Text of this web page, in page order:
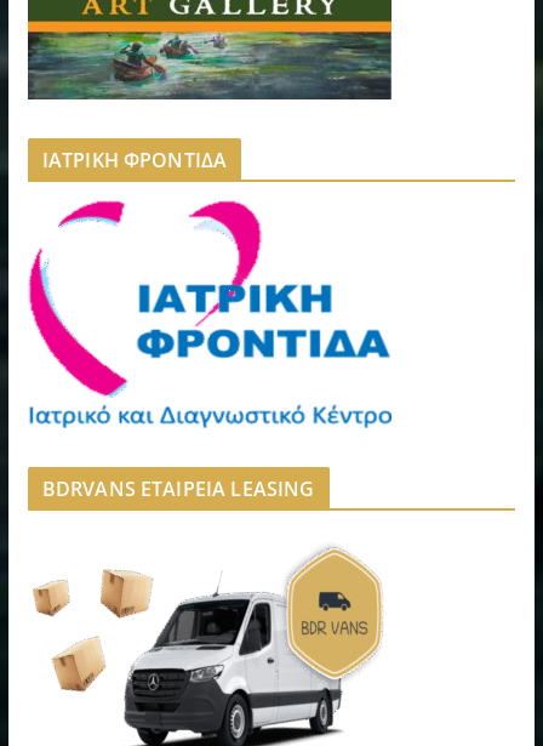
ΙΑΤΡΙΚΗ ΦΡΟΝΤΙΔΑ
BDRVANS ΕΤΑΙΡΕΙΑ LEASING